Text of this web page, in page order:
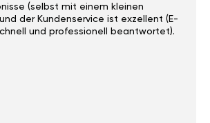
(selbst mit einem kleinen
der Kundenservice ist exzellent (E-
und professionell beantwortet).